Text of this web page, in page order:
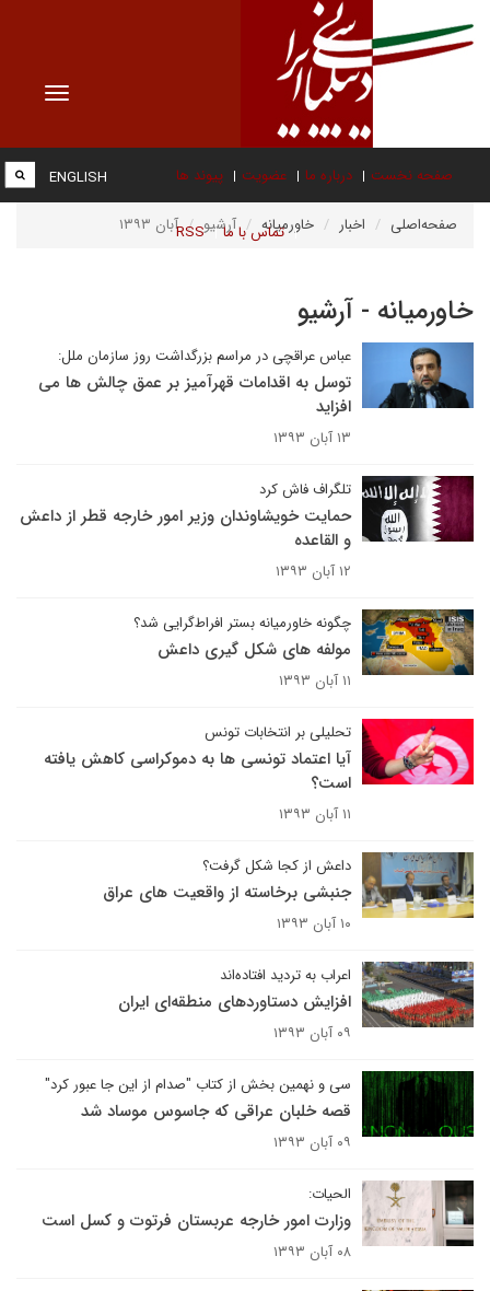
Toggle
صفحه نخست درباره ما عضویت پیوند ها
تماس با ما RSS
ENGLISH
صفحه‌اصلی اخبار خاورمیانه آرشیو آبان ۱۳۹۳
خاورمیانه - آرشیو
عباس عراقچی در مراسم بزرگداشت روز سازمان ملل:
توسل به اقدامات قهرآمیز بر عمق چالش ها می
افزاید
۱۳ آبان ۱۳۹۳
تلگراف فاش کرد
حمایت خویشاوندان وزیر امور خارجه قطر از داعش
و القاعده
۱۲ آبان ۱۳۹۳
چگونه خاورمیانه بستر افراط‌گرایی شد؟
مولفه های شکل گیری داعش
۱۱ آبان ۱۳۹۳
تحلیلی بر انتخابات تونس
آیا اعتماد تونسی ها به دموکراسی کاهش یافته
است؟
۱۱ آبان ۱۳۹۳
داعش از کجا شکل گرفت؟
جنبشی برخاسته از واقعیت های عراق
۱۰ آبان ۱۳۹۳
اعراب به تردید افتاده‌اند
افزایش دستاوردهای منطقه‌ای ایران
۰۹ آبان ۱۳۹۳
سی و نهمین بخش از کتاب "صدام از این جا عبور کرد"
قصه خلبان عراقی که جاسوس موساد شد
۰۹ آبان ۱۳۹۳
الحیات:
وزارت امور خارجه عربستان فرتوت و کسل است
۰۸ آبان ۱۳۹۳